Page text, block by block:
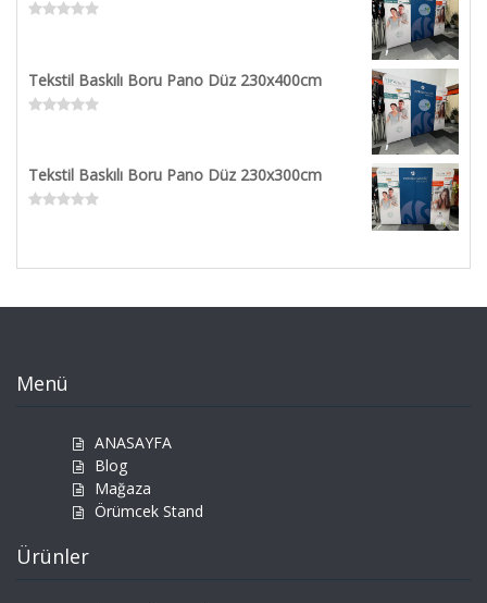
of
Tekstil Baskılı Boru Pano Düz 230x400cm
of
Tekstil Baskılı Boru Pano Düz 230x300cm
of
Menü
ANASAYFA
Blog
Mağaza
Örümcek Stand
Ürünler